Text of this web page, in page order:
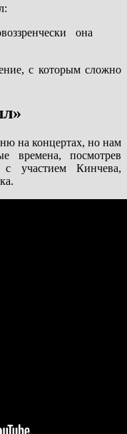
она
с которым сложно
на концертах, но нам
времена, посмотрев
участием Кинчева,